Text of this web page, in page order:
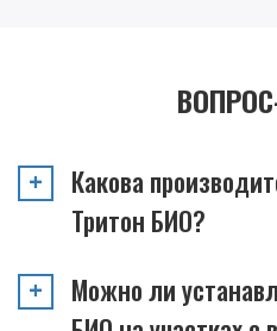
Какова
Тритон БИО?
Можно ли